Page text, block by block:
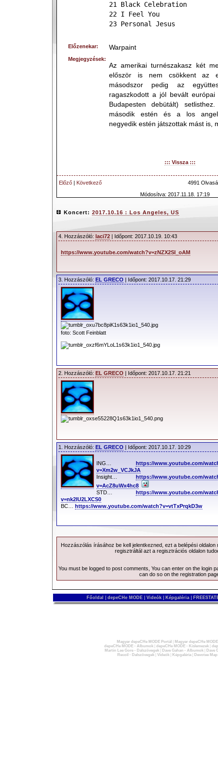
21 Black Celebration
22 I Feel You
23 Personal Jesus
Előzenekar: Warpaint
Megjegyzések:
Az amerikai turnészakasz két
először is nem csökkent az
másodszor pedig az
ragaszkodott a jól bevált
Budapesten debütált)
második estén és a los
negyedik estén játszottak mást is,
::: Vissza :::
Előző | Következő
4991
Módosítva: 2017.11.18. 17:19
Koncert: 2017.10.16 : Los Angeles, US
4. Hozzászóló: laci72 | Időpont: 2017.10.19. 10:43
https://www.youtube.com/watch?v=zNZX2SI_oAM
3. Hozzászóló: EL GRECO | Időpont: 2017.10.17. 21:29
foto: Scott Feinblatt
2. Hozzászóló: EL GRECO | Időpont: 2017.10.17. 21:21
1. Hozzászóló: EL GRECO | Időpont: 2017.10.17. 10:29
ING… https://www.youtube.com/
v=Xm2w_VCJkJA
Insight… https://www.youtube.com/
v=AcZ8uWx4hc8
STD… https://www.youtube.com/
v=nk2IU2LXCS0
BC… https://www.youtube.com/watch?v=vtTxPrqkD3w
Hozzászólás írásához be kell jelentkezned, ezt a belépésioldalon
regisztráltál azt a regisztrációs oldalon
You must be logged to post comments, You can enter on the login
can do so on the registration
Főoldal depeCHe MODE Videók Képgaléria
Magyar depeCHe MODE Portál
Magyar depeCHe
depeCHe MODE - Albumok| depeCHe MODE - Kislemezek|
Martin Lee Gore - Dalszövegek| Dave Gahan - Albumok|
Dave
Recoil - Dalszövegek| Videók| Képgaléria| Devotee Map